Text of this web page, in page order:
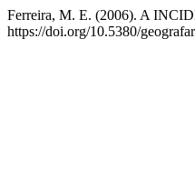
Ferreira, M. E. (2006). A
https://doi.org/10.5380/